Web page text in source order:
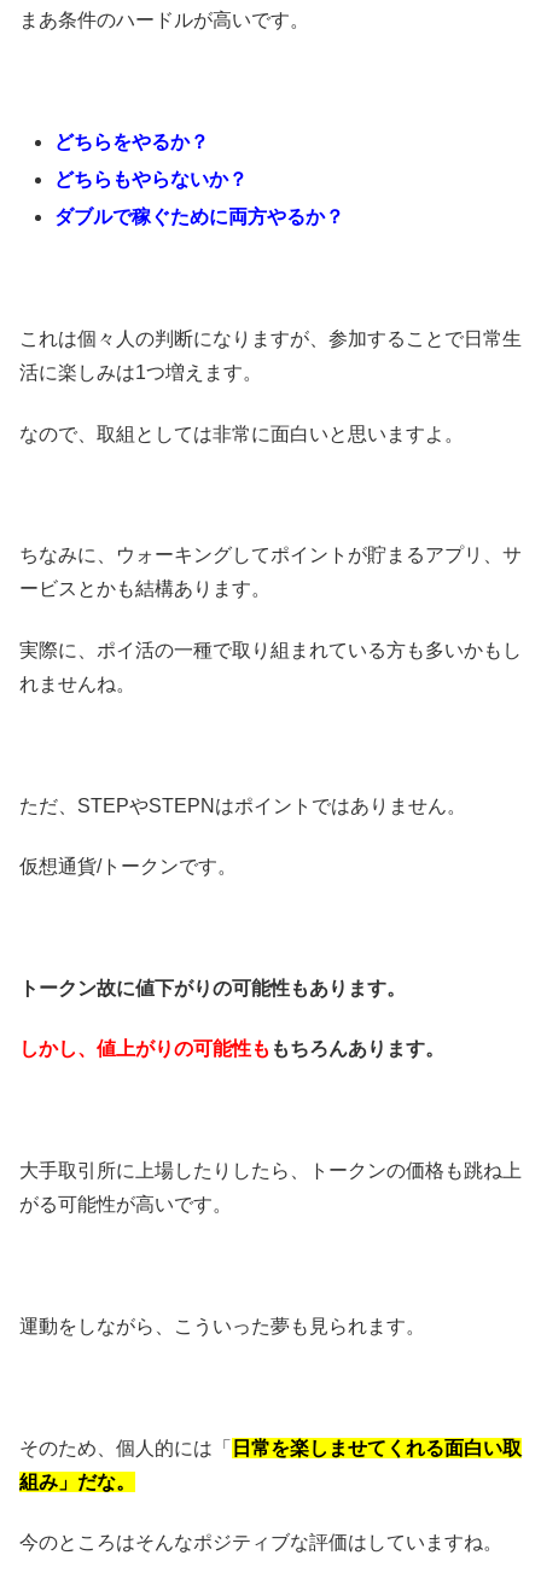
まあ条件のハードルが高いです。
どちらをやるか？
どちらもやらないか？
ダブルで稼ぐために両方やるか？
これは個々人の判断になりますが、参加することで日常生
活に楽しみは1つ増えます。
なので、取組としては非常に面白いと思いますよ。
ちなみに、ウォーキングしてポイントが貯まるアプリ、サ
ービスとかも結構あります。
実際に、ポイ活の一種で取り組まれている方も多いかもし
れませんね。
ただ、STEPやSTEPNはポイントではありません。
仮想通貨/トークンです。
トークン故に値下がりの可能性もあります。
しかし、値上がりの可能性も もちろんあります。
大手取引所に上場したりしたら、トークンの価格も跳ね上
がる可能性が高いです。
運動をしながら、こういった夢も見られます。
そのため、個人的には「 日常を楽しませてくれる面白い取
組み」だな。
今のところはそんなポジティブな評価はしていますね。